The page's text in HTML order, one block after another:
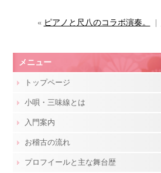
« ピアノと尺八のコラボ演奏。
メニュー
トップページ
小唄・三味線とは
入門案内
お稽古の流れ
プロフイールと主な舞台歴